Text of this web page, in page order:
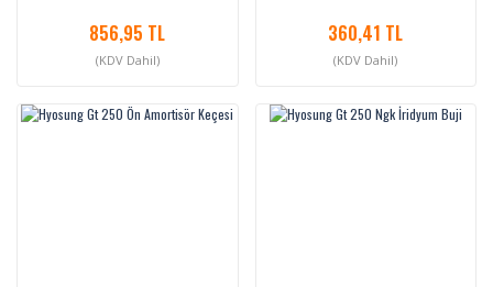
856,95 TL
(KDV Dahil)
360,41 TL
(KDV Dahil)